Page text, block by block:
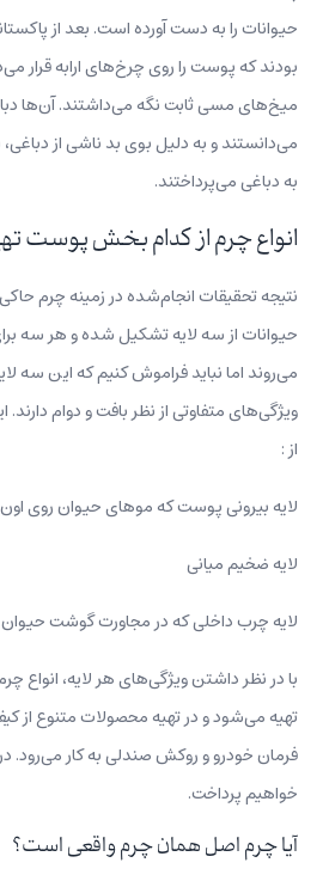
حیوانات را به دست آورده است. بعد از
بودند که پوست را روی چرخ‌های ارابه قرار
میخ‌های مسی ثابت نگه می‌داشتند. آن‌ها
می‌دانستند و به دلیل بوی بد ناشی از
به دباغی می‌پرداختند.
انواع چرم از کدام بخش پوست
نتیجه تحقیقات انجام‌شده در زمینه چرم
حیوانات از سه لایه تشکیل شده و هر سه
می‌روند اما نباید فراموش کنیم که این سه
ویژگی‌های متفاوتی از نظر بافت و دوام
از :
لایه بیرونی پوست که موهای حیوان روی اون
لایه ضخیم میانی
لایه چرب داخلی که در مجاورت گوشت
با در نظر داشتن ویژگی‌های هر لایه، انواع
تهیه می‌شود و در تهیه محصولات متنوع از
فرمان خودرو و روکش صندلی به کار می‌رود.
خواهیم پرداخت.
آیا چرم اصل همان چرم واقعی است؟